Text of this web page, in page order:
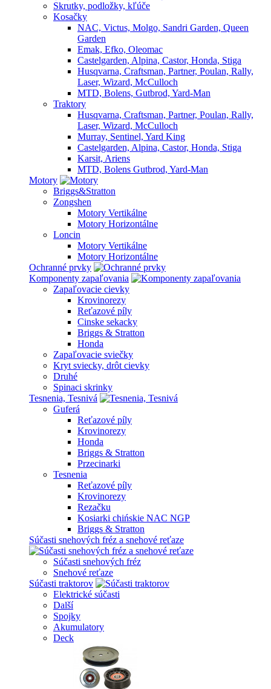
Skrutky, podložky, kľúče
Kosačky
NAC, Victus, Molgo, Sandri Garden, Queen
Garden
Emak, Efko, Oleomac
Castelgarden, Alpina, Castor, Honda, Stiga
Husqvarna, Craftsman, Partner, Poulan, Rally,
Laser, Wizard, McCulloch
MTD, Bolens, Gutbrod, Yard-Man
Traktory
Husqvarna, Craftsman, Partner, Poulan, Rally,
Laser, Wizard, McCulloch
Murray, Sentinel, Yard King
Castelgarden, Alpina, Castor, Honda, Stiga
Karsit, Ariens
MTD, Bolens Gutbrod, Yard-Man
Motory
Briggs&Stratton
Zongshen
Motory Vertikálne
Motory Horizontálne
Loncin
Motory Vertikálne
Motory Horizontálne
Ochranné prvky
Komponenty zapaľovania
Zapaľovacie cievky
Krovinorezy
Reťazové píly
Cinske sekacky
Briggs & Stratton
Honda
Zapaľovacie sviečky
Kryt sviecky, drôt cievky
Druhé
Spinaci skrinky
Tesnenia, Tesnivá
Guferá
Reťazové píly
Krovinorezy
Honda
Briggs & Stratton
Przecinarki
Tesnenia
Reťazové píly
Krovinorezy
Rezačku
Kosiarki chińskie NAC NGP
Briggs & Stratton
Súčasti snehových fréz a snehové reťaze
Súčasti snehových fréz
Snehové reťaze
Súčasti traktorov
Elektrické súčasti
Další
Spojky
Akumulatory
Deck